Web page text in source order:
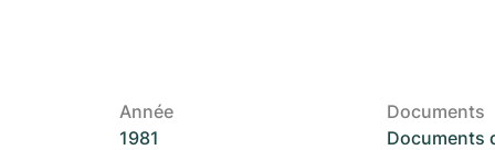
Année
1981
Documents
Documents